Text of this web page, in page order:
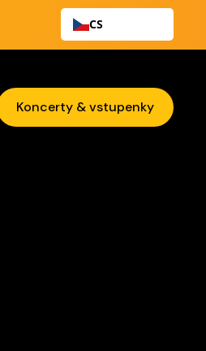
CS
Koncerty & vstupenky